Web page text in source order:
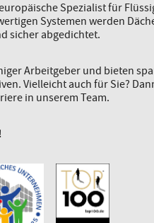
Spezialist für
Systemen werden
sicher abgedichtet.
Arbeitgeber und bieten
Vielleicht auch für Sie?
in unserem Team.